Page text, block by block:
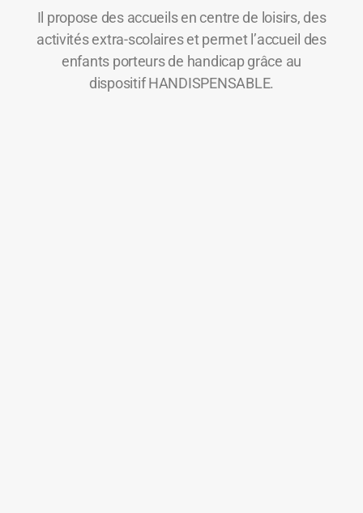
Il propose des accueils en centre de loisirs, des
activités extra-scolaires et permet l’accueil des
enfants porteurs de handicap grâce au
dispositif HANDISPENSABLE.